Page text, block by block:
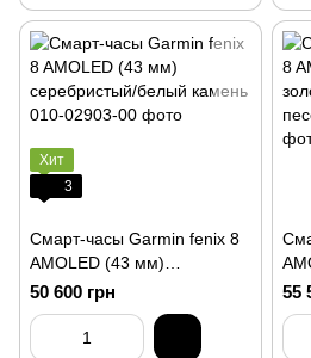
Хит
3
Смарт-часы Garmin fenix 8
AMOLED (43 мм)
серебристый/белый камень
50 600 грн 55